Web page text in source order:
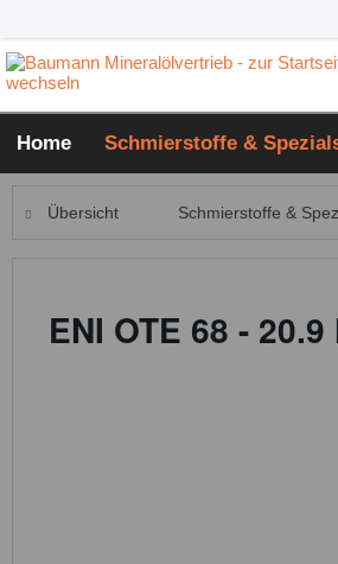
Home Schmierstoffe &
Übersicht Schmierstoffe &
ENI OTE 68 -